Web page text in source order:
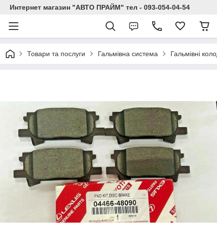
Интернет магазин "АВТО ПРАЙМ" тел - 093-054-04-54
Товари та послуги Гальмівна система Гальмівні